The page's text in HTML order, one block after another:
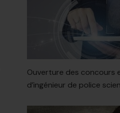
Ouverture des concours
d’ingénieur de police